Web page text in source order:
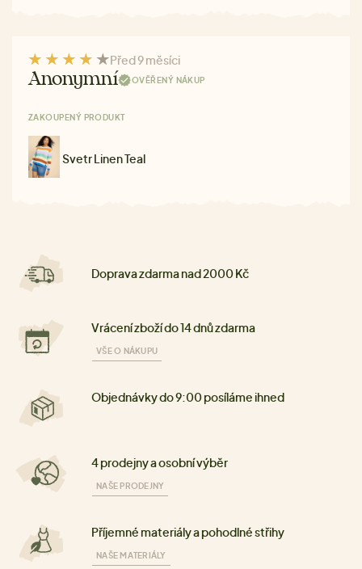
Před 9 měsíci
Anonymní OVĚŘENÝ NÁKUP
ZAKOUPENÝ PRODUKT
Svetr Linen Teal
Doprava zdarma nad 2000 Kč
Vrácení zboží do 14 dnů zdarma
VŠE O NÁKUPU
Objednávky do 9:00 posíláme ihned
4 prodejny a osobní výběr
NAŠE PRODEJNY
Příjemné materiály a pohodlné střihy
NAŠE MATERIÁLY